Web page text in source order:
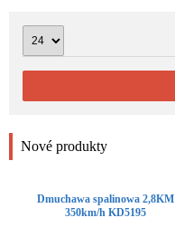
Nové produkty
Dmuchawa spalinowa 2,8KM
350km/h KD5195